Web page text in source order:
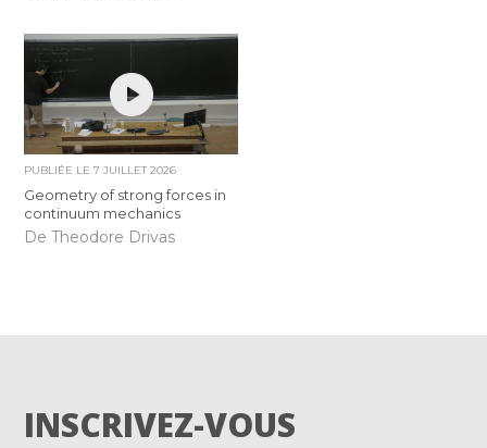
PUBLIÉE LE7 JUILLET 2026
Geometry of strong forces in
continuum mechanics
De Theodore Drivas
INSCRIVEZ-VOUS